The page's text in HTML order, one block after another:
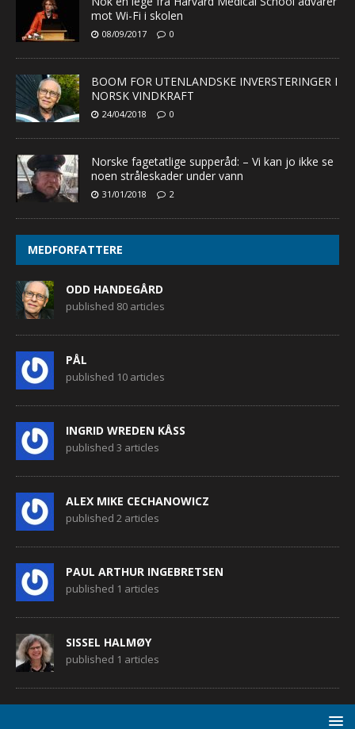
mot Wi-Fi i skolen
08/09/2017 0
BOOM FOR UTENLANDSKE INVERSTERINGER I
NORSK VINDKRAFT
24/04/2018 0
Norske fagetatlige supperåd: – Vi kan jo ikke se
noen stråleskader under vann
31/01/2018 2
MEDFORFATTERE
ODD HANDEGÅRD
published 80 articles
PÅL
published 10 articles
INGRID WREDEN KÅSS
published 3 articles
ALEX MIKE CECHANOWICZ
published 2 articles
PAUL ARTHUR INGEBRETSEN
published 1 articles
SISSEL HALMØY
published 1 articles